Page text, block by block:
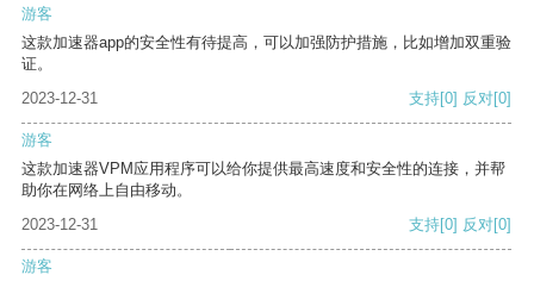
游客
这款加速器app的安全性有待提高，可以加强防护措施，比如增加双重验
证。
2023-12-31
支持[0] 反对[0]
游客
这款加速器VPM应用程序可以给你提供最高速度和安全性的连接，并帮
助你在网络上自由移动。
2023-12-31
支持[0] 反对[0]
游客